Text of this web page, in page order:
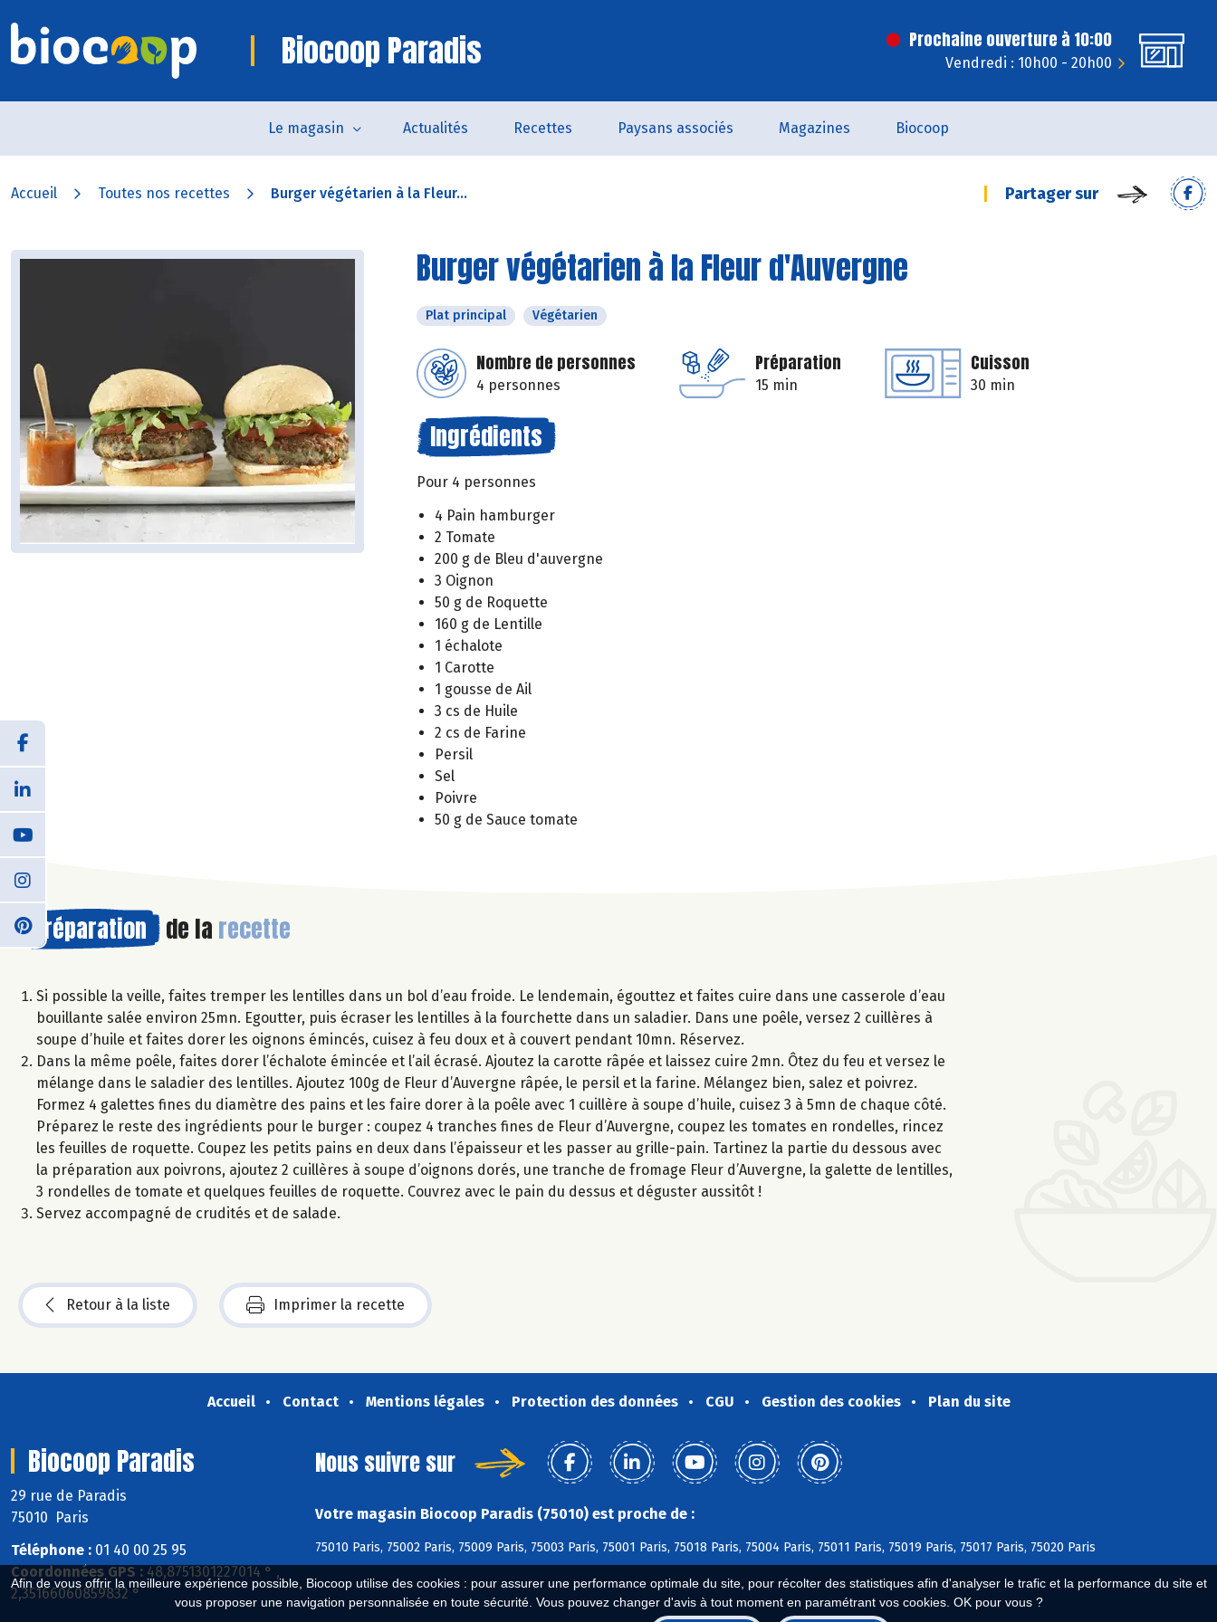
Afin de vous offrir la meilleure expérience possible, Biocoop utilise des cookies : pour assurer une performance optimale du site, pour récolter des statistiques afin d'analyser le trafic et la performance du site et
vous proposer une navigation personnalisée en toute sécurité. Vous pouvez changer d'avis à tout moment en paramétrant vos cookies. OK pour vous ?
Biocoop Paradis Prochaine ouverture à 10:00
Vendredi : 10h00 - 20h00
Le magasin Actualités Recettes Paysans associés Magazines Biocoop
Accueil Toutes nos recettes Burger végétarien à la Fleur... Partager sur
Burger végétarien à la Fleur d'Auvergne
Plat principal Végétarien
Nombre de personnes
4 personnes
Préparation
15 min
Cuisson
30 min
Ingrédients
Pour 4 personnes
4 Pain hamburger
2 Tomate
200 g de Bleu d'auvergne
3 Oignon
50 g de Roquette
160 g de Lentille
1 échalote
1 Carotte
1 gousse de Ail
3 cs de Huile
2 cs de Farine
Persil
Sel
Poivre
50 g de Sauce tomate
Préparation de la recette
Si possible la veille, faites tremper les lentilles dans un bol d’eau froide. Le lendemain, égouttez et faites cuire dans une casserole d’eau
bouillante salée environ 25mn. Egoutter, puis écraser les lentilles à la fourchette dans un saladier. Dans une poêle, versez 2 cuillères à
soupe d’huile et faites dorer les oignons émincés, cuisez à feu doux et à couvert pendant 10mn. Réservez.
Dans la même poêle, faites dorer l’échalote émincée et l’ail écrasé. Ajoutez la carotte râpée et laissez cuire 2mn. Ôtez du feu et versez le
mélange dans le saladier des lentilles. Ajoutez 100g de Fleur d’Auvergne râpée, le persil et la farine. Mélangez bien, salez et poivrez.
Formez 4 galettes fines du diamètre des pains et les faire dorer à la poêle avec 1 cuillère à soupe d’huile, cuisez 3 à 5mn de chaque côté.
Préparez le reste des ingrédients pour le burger : coupez 4 tranches fines de Fleur d’Auvergne, coupez les tomates en rondelles, rincez
les feuilles de roquette. Coupez les petits pains en deux dans l’épaisseur et les passer au grille-pain. Tartinez la partie du dessous avec
la préparation aux poivrons, ajoutez 2 cuillères à soupe d’oignons dorés, une tranche de fromage Fleur d’Auvergne, la galette de lentilles,
3 rondelles de tomate et quelques feuilles de roquette. Couvrez avec le pain du dessus et déguster aussitôt !
Servez accompagné de crudités et de salade.
Retour à la liste Imprimer la recette
Accueil Contact Mentions légales Protection des données CGU Gestion des cookies Plan du site
Biocoop Paradis
29 rue de Paradis
75010 Paris
Téléphone : 01 40 00 25 95
Coordonnées GPS : 48,8751301227014 ° ,
2,35166060859832 °
Nous suivre sur
Votre magasin Biocoop Paradis (75010) est proche de :
75010 Paris, 75002 Paris, 75009 Paris, 75003 Paris, 75001 Paris, 75018 Paris, 75004 Paris, 75011 Paris, 75019 Paris, 75017 Paris, 75020 Paris